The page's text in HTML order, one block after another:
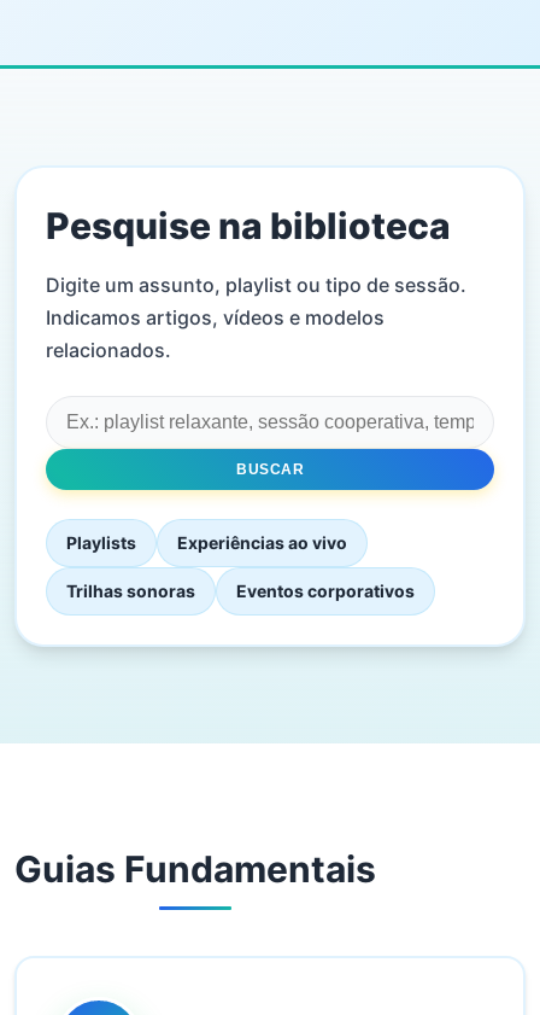
Pesquise na biblioteca
Digite um assunto, playlist ou tipo de sessão.
Indicamos artigos, vídeos e modelos
relacionados.
BUSCAR
Playlists Experiências ao vivo
Trilhas sonoras Eventos corporativos
Guias Fundamentais